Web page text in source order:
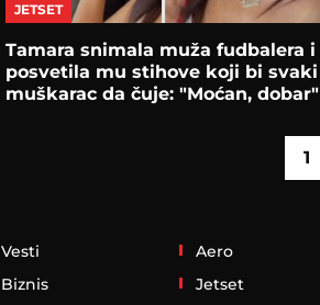
JETSET
Tamara snimala muža fudbalera i
posvetila mu stihove koji bi svaki
muškarac da čuje: "Moćan, dobar"
1
Vesti
Biznis
Aero
Jetset